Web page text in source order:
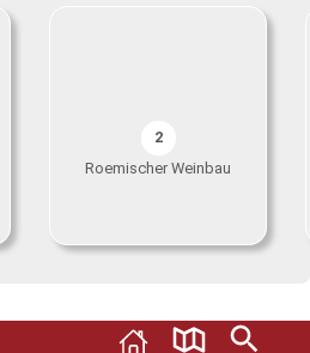
2
Roemischer Weinbau